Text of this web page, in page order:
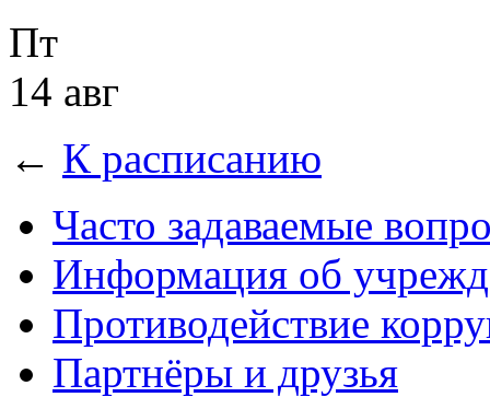
Пт
14 авг
← К расписанию
Часто задаваемые
Информация об
Противодействие
Партнёры и друзья